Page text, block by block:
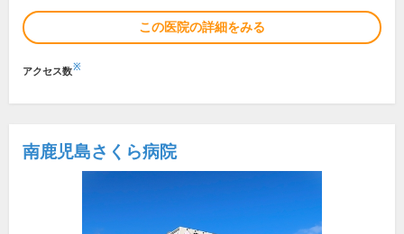
この医院の詳細をみる
アクセス数※
南鹿児島さくら病院